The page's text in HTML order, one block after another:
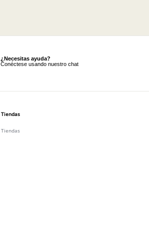
¿Necesitas ayuda?
Conéctese usando nuestro chat
Tiendas
Tiendas